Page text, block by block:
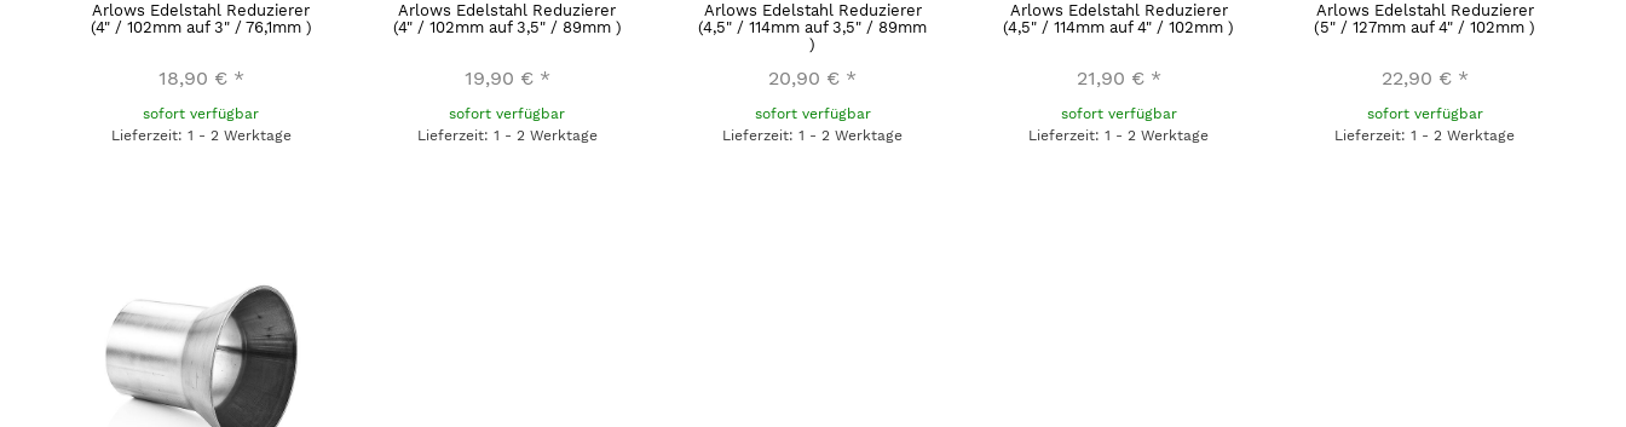
Arlows Edelstahl Reduzierer
(4" / 102mm auf 3" / 76,1mm )
18,90 € *
sofort verfügbar
Lieferzeit: 1 - 2 Werktage
Arlows Edelstahl Reduzierer
(4" / 102mm auf 3,5" / 89mm )
19,90 € *
sofort verfügbar
Lieferzeit: 1 - 2 Werktage
Arlows Edelstahl Reduzierer
(4,5" / 114mm auf 3,5" / 89mm
)
20,90 € *
sofort verfügbar
Lieferzeit: 1 - 2 Werktage
Arlows Edelstahl Reduzierer
(4,5" / 114mm auf 4" / 102mm )
21,90 € *
sofort verfügbar
Lieferzeit: 1 - 2 Werktage
Arlows Edelstahl Reduzierer
(5" / 127mm auf 4" / 102mm )
22,90 € *
sofort verfügbar
Lieferzeit: 1 - 2 Werktage